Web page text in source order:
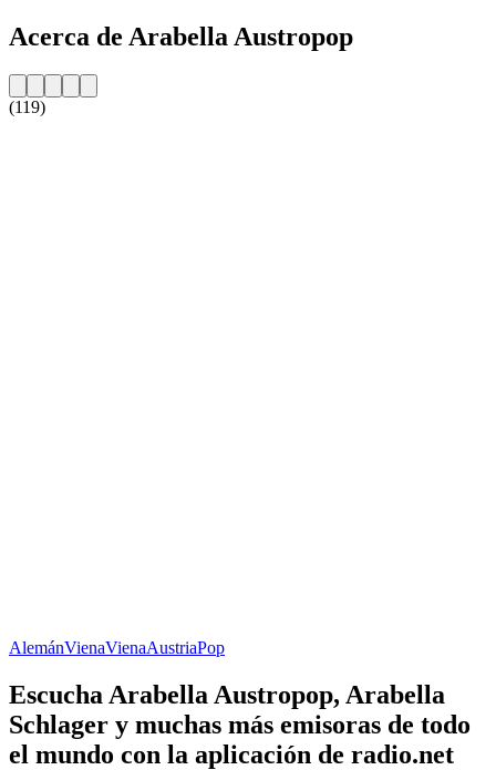
Acerca de Arabella Austropop
(119)
AlemánVienaVienaAustriaPop
Escucha Arabella Austropop, Arabella
Schlager y muchas más emisoras de todo
el mundo con la aplicación de radio.net